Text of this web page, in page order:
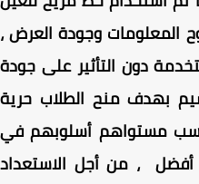
وجودة العرض ،
دون التأثير على جودة
بهدف منح الطلاب حرية
مستواهم أسلوبهم في
، من أجل الاستعداد